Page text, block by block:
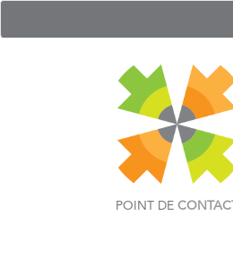
POINT DE CONTACT